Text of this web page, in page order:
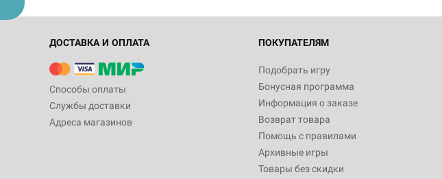
ДОСТАВКА И ОПЛАТА
Способы оплаты
Службы доставки
Адреса магазинов
ПОКУПАТЕЛЯМ
Подобрать игру
Бонусная программа
Информация о заказе
Возврат товара
Помощь с правилами
Архивные игры
Товары без скидки